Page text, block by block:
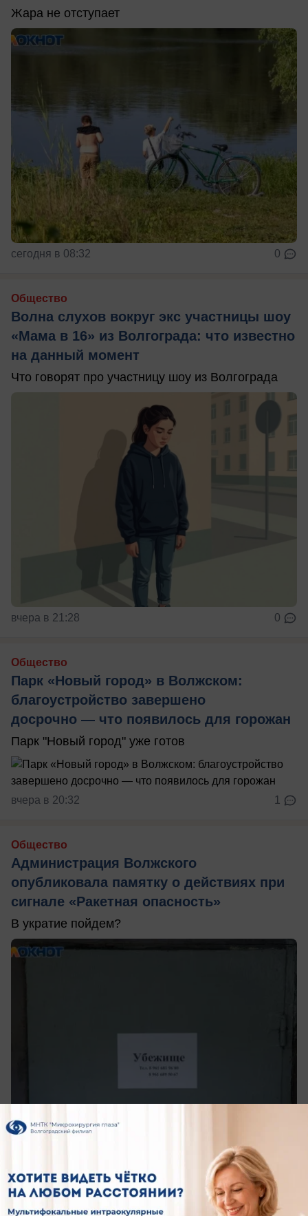
Жара не отступает
сегодня в 08:32 0
Общество
Волна слухов вокруг экс участницы шоу
«Мама в 16» из Волгограда: что известно
на данный момент
Что говорят про участницу шоу из Волгограда
вчера в 21:28 0
Общество
Парк «Новый город» в Волжском:
благоустройство завершено
досрочно — что появилось для горожан
Парк "Новый город" уже готов
вчера в 20:32 1
Общество
Администрация Волжского
опубликовала памятку о действиях при
сигнале «Ракетная опасность»
В укратие пойдем?
Здоровье